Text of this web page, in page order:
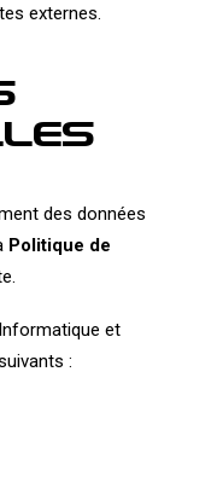
externes.
des données
Politique de
et
: